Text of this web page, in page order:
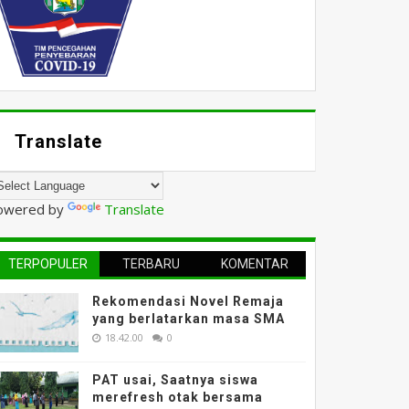
Translate
by Translate
TERPOPULER TERBARU KOMENTAR
Rekomendasi Novel Remaja
yang berlatarkan masa SMA
18.42.00 0
PAT usai, Saatnya siswa
merefresh otak bersama